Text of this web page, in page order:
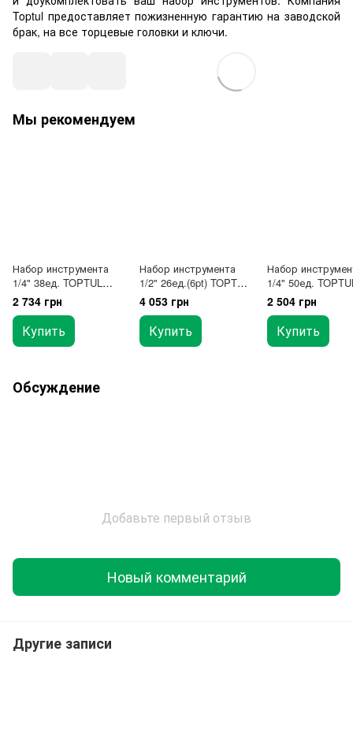
Toptul предоставляет пожизненную гарантию на заводской
брак, на все торцевые головки и ключи.
Мы рекомендуем
Набор инструмента
1/4" 38ед. TOPTUL
GCAD3801
2 734 грн
Купить
Набор инструмента
1/2" 26ед.(6pt) TOPTUL
GCAD2601
4 053 грн
Купить
Набор
1/4" 50ед.
GCAD5003
2 504 грн
Купить
Обсуждение
Добавьте первый отзыв
Новый комментарий
Другие записи